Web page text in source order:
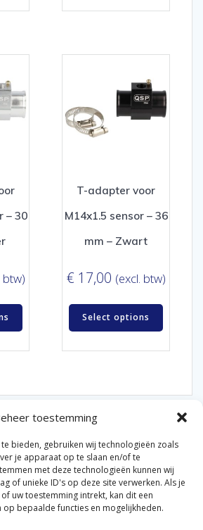
toestemming
bieden, gebruiken wij technologieën zoals
je apparaat op te slaan en/of te
met deze technologieën kunnen wij
of unieke ID's op deze site verwerken. Als je
uw toestemming intrekt, kan dit een
bepaalde functies en mogelijkheden.
– 30
btw)
T-adapter voor
M14x1.5 sensor – 36
mm – Zwart
€ 17,00 (excl. btw)
Select options
Bel Las en Radiateurenbedrijf.